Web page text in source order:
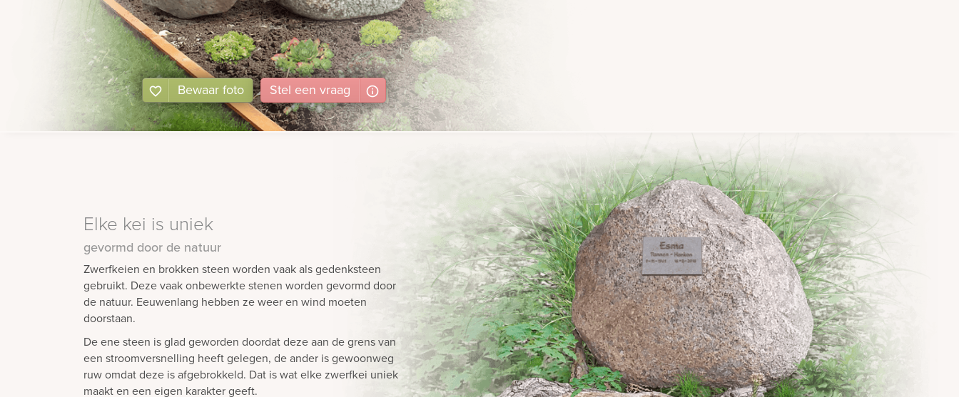
Bewaar foto Stel een vraag
Elke kei is uniek
gevormd door de natuur
Zwerfkeien en brokken steen worden vaak als gedenksteen
gebruikt. Deze vaak onbewerkte stenen worden gevormd door
de natuur. Eeuwenlang hebben ze weer en wind moeten
doorstaan.
De ene steen is glad geworden doordat deze aan de grens van
een stroomversnelling heeft gelegen, de ander is gewoonweg
ruw omdat deze is afgebrokkeld. Dat is wat elke zwerfkei uniek
maakt en een eigen karakter geeft.